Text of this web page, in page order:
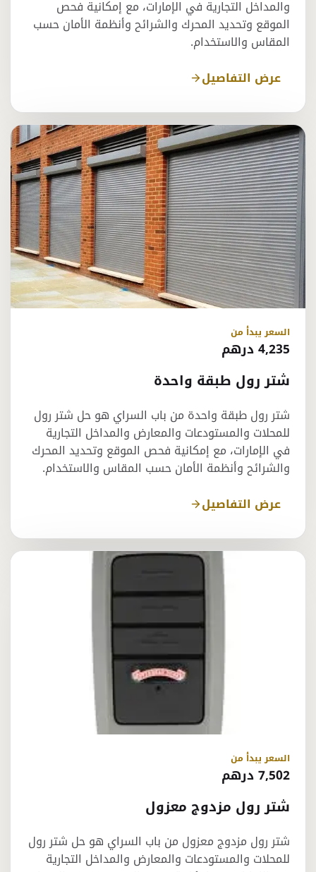
والمداخل التجارية في الإمارات، مع إمكانية فحص
الموقع وتحديد المحرك والشرائح وأنظمة الأمان حسب
المقاس والاستخدام.
عرض التفاصيل
السعر يبدأ من
4,235 درهم
شتر رول طبقة واحدة
شتر رول طبقة واحدة من باب السراي هو حل شتر رول
للمحلات والمستودعات والمعارض والمداخل التجارية
في الإمارات، مع إمكانية فحص الموقع وتحديد المحرك
والشرائح وأنظمة الأمان حسب المقاس والاستخدام.
عرض التفاصيل
السعر يبدأ من
7,502 درهم
شتر رول مزدوج معزول
شتر رول مزدوج معزول من باب السراي هو حل شتر رول
للمحلات والمستودعات والمعارض والمداخل التجارية